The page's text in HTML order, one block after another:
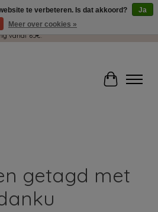
GRATIS in! Duid dit zeker aan in je
vanaf 65€.
getagd met
te verbeteren. Is dat akkoord?
Ja
Meer over cookies »